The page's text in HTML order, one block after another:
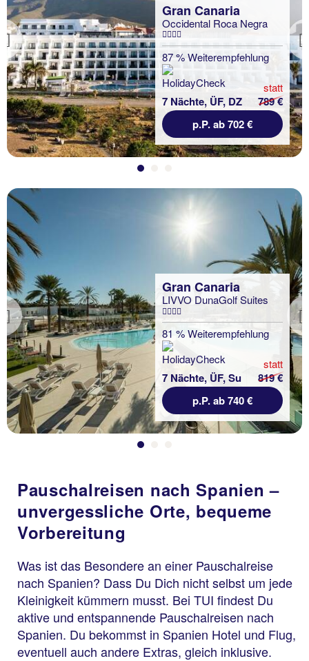
Previous
Gran Canaria
Occidental Roca Negra
87 % Weiterempfehlung
7 Nächte, ÜF, DZ
statt
789 €
p.P. ab 702 €
Previous
Gran Canaria
LIVVO DunaGolf Suites
81 % Weiterempfehlung
7 Nächte, ÜF, Su
statt
819 €
p.P. ab 740 €
Pauschalreisen nach Spanien –
unvergessliche Orte, bequeme
Vorbereitung
Was ist das Besondere an einer Pauschalreise
nach Spanien? Dass Du Dich nicht selbst um jede
Kleinigkeit kümmern musst. Bei TUI findest Du
aktive und entspannende Pauschalreisen nach
Spanien. Du bekommst in Spanien Hotel und Flug,
eventuell auch andere Extras, gleich inklusive.